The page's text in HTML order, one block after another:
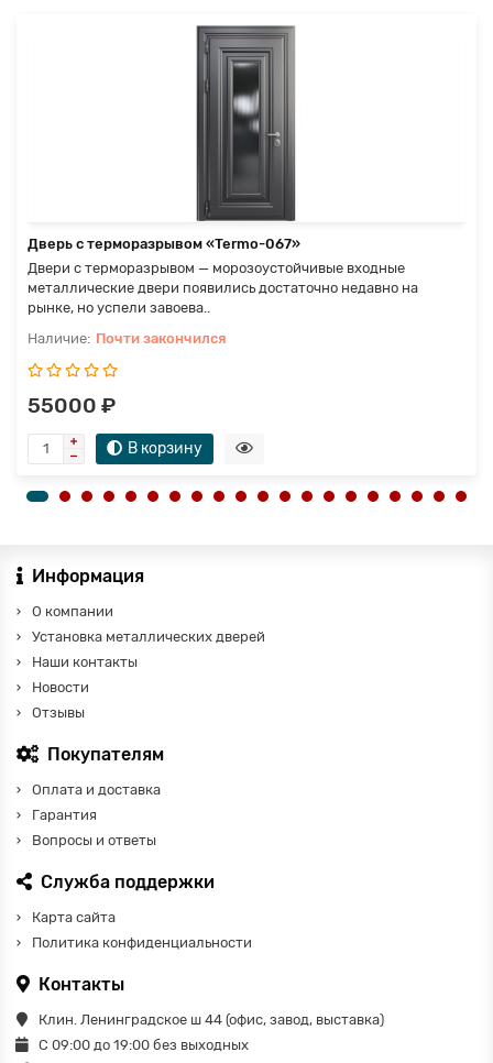
Дверь с терморазрывом «Termo-067»
Двери с терморазрывом — морозоустойчивые входные
металлические двери появились достаточно недавно на
рынке, но успели завоева..
Почти закончился
55000 ₽
В корзину
Информация
О компании
Установка металлических дверей
Наши контакты
Новости
Отзывы
Покупателям
Оплата и доставка
Гарантия
Вопросы и ответы
Служба поддержки
Карта сайта
Политика конфиденциальности
Контакты
Клин. Ленинградское ш 44 (офис, завод, выставка)
С 09:00 до 19:00 без выходных